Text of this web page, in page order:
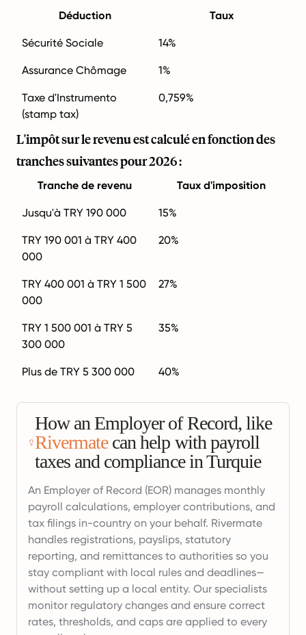
Déduction Taux
Sécurité Sociale 14%
Assurance Chômage 1%
Taxe d'Instrumento
(stamp tax)
0,759%
L'impôt sur le revenu est calculé en fonction des
tranches suivantes pour 2026 :
Tranche de revenu Taux d'imposition
Jusqu'à TRY 190 000 15%
TRY 190 001 à TRY 400
000
20%
TRY 400 001 à TRY 1 500
000
27%
TRY 1 500 001 à TRY 5
300 000
35%
Plus de TRY 5 300 000 40%
How an Employer of Record, like
Rivermatecan help with payroll
taxes and compliance in Turquie
An Employer of Record (EOR) manages monthly
payroll calculations, employer contributions, and
tax filings in-country on your behalf. Rivermate
handles registrations, payslips, statutory
reporting, and remittances to authorities so you
stay compliant with local rules and deadlines—
without setting up a local entity. Our specialists
monitor regulatory changes and ensure correct
rates, thresholds, and caps are applied to every